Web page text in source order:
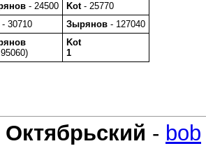
- 24500 Kot- 25770
- 30710 Зырянов - 127040
Kot
1
- bob